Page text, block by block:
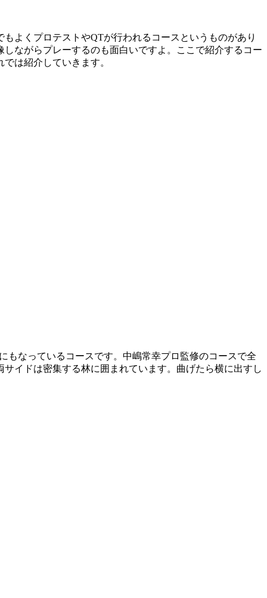
よくプロテストやQTが行われるコースというものがあり
ながらプレーするのも面白いですよ。ここで紹介するコー
は紹介していきます。
もなっているコースです。中嶋常幸プロ監修のコースで全
イドは密集する林に囲まれています。曲げたら横に出すし